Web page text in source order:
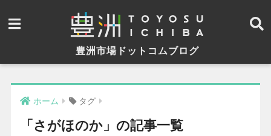
豊洲市場ドットコムブログ
ホーム タグ
「さがほのか」の記事一覧